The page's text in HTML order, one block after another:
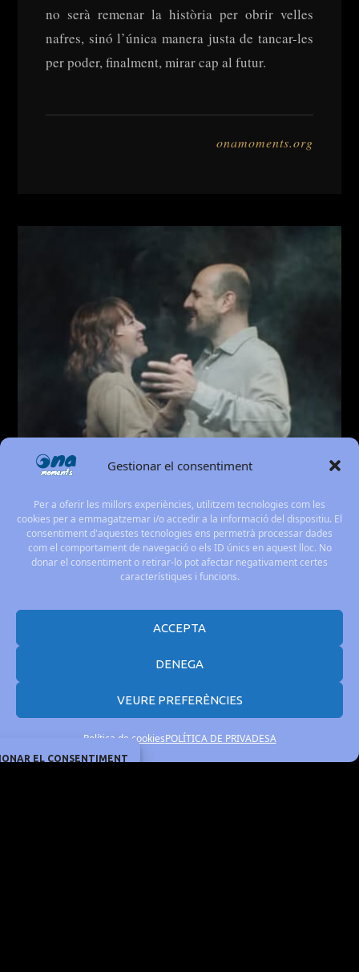
Gestionar el consentiment
Per a oferir les millors experiències, utilitzem tecnologies com les
cookies per a emmagatzemar i/o accedir a la informació del dispositiu. El
consentiment d'aquestes tecnologies ens permetrà processar dades
com el comportament de navegació o els ID únics en aquest lloc. No
donar el consentiment o retirar-lo pot afectar negativament certes
característiques i funcions.
ACCEPTA
DENEGA
VEURE PREFERÈNCIES
Política de cookiesPOLÍTICA DE PRIVADESA
no serà remenar la història per obrir velles
nafres, sinó l’única manera justa de tancar-les
per poder, finalment, mirar cap al futur.
onamoments.org
EL CONSENTIMENT